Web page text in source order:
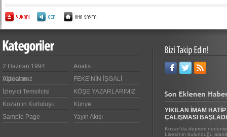
2 Haziran 1994
Videoları
Analis
Aşıklarımız
FEKE’NİN İŞGALİ
İzleyici Temsilcisi
KÖŞE YAZARLARIMIZ
Kozan’ın Kurtuluşu
Künye
Sample Page
Yayın Akışı
YIKILAN İMAM
ÇALIŞMASI BAŞLADI
Kozan’da deprem
Lisesi’nin bulunduğu